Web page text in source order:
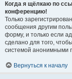
Когда я щёлкаю по
конференцию!
Только
сообщения другим
форму, и только если
сделано для того,
системой анонимными
Вернуться к началу